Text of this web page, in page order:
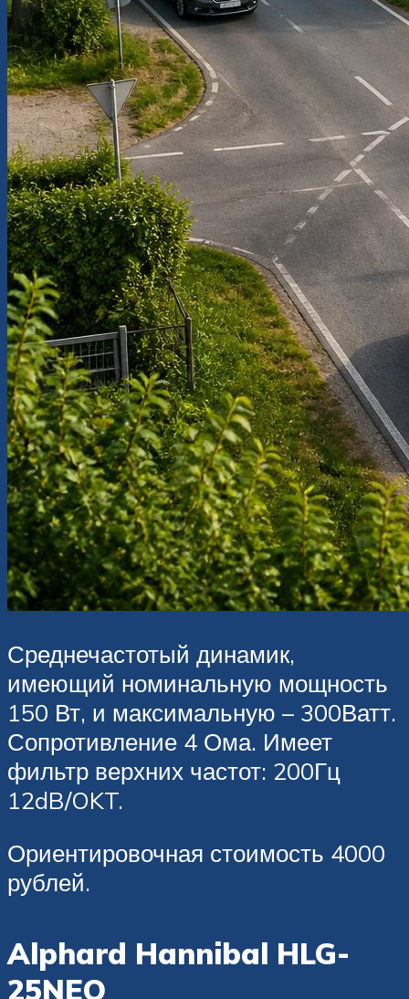
Среднечастотый динамик,
имеющий номинальную мощность
150 Вт, и максимальную – 300Ватт.
Сопротивление 4 Ома. Имеет
фильтр верхних частот: 200Гц
12dB/OKT.
Ориентировочная стоимость 4000
рублей.
Alphard Hannibal HLG-
25NEO